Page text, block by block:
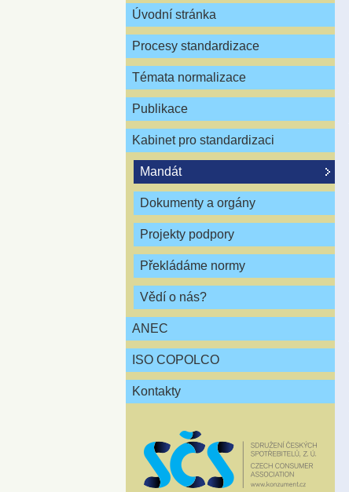
Úvodní stránka
Procesy standardizace
Témata normalizace
Publikace
Kabinet pro standardizaci
Mandát
Dokumenty a orgány
Projekty podpory
Překládáme normy
Vědí o nás?
ANEC
ISO COPOLCO
Kontakty